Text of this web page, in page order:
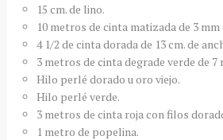
15 cm. de lino.
10 metros de cinta matizada de 3 mm
4 1/2 de cinta dorada de 13 cm. de
3 metros de cinta degrade verde de 7
Hilo perlé dorado u oro viejo.
Hilo perlé verde.
3 metros de cinta roja con filos
1 metro de popelina.